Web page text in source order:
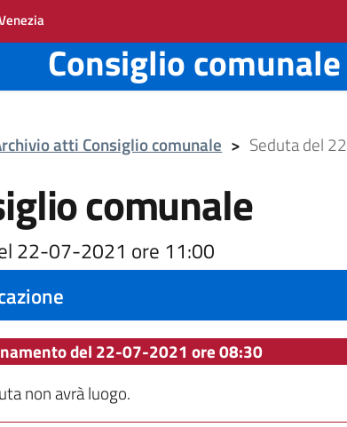
Consiglio comunale
atti Consiglio comunale > Seduta del
comunale
22-07-2021 ore 11:00
del 22-07-2021 ore 08:30
non avrà luogo.